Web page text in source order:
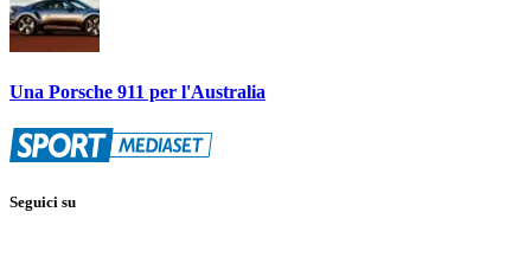
Una Porsche 911 per l'Australia
Seguici su